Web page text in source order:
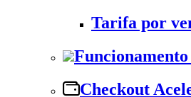
Tarifa por
Checkout